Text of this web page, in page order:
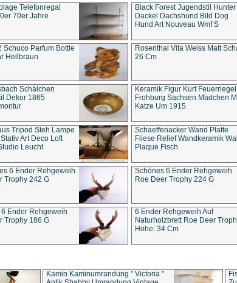
Telefonregal
70er Jahre
Black Forest Jugendstil Hunter
Dackel Dachshund Bild Dog
Hund Art Nouveau Wmf S
Schuco Parfum Bottle
Hellbraun
Rosenthal Vita Weiss Matt
26 Cm
Schälchen
Dekor 1865
Keramik Figur Kurt Feuerriegel
Frohburg Sachsen Mädchen
Katze Um 1915
Tripod Steh Lampe
Art Deco Loft
Leucht
Schaeffenacker Wand Platte
Fliese Relief Wandkeramik Wall
Plaque Fisch
6 Ender Rehgeweih
Trophy 242 G
Schönes 6 Ender Rehgeweih
Roe Deer Trophy 224 G
Ender Rehgeweih
Trophy 186 G
6 Ender Rehgeweih Auf
Naturholzbrett Roe Deer
Höhe: 34 Cm
Kamin Kaminumrandung " Victoria "